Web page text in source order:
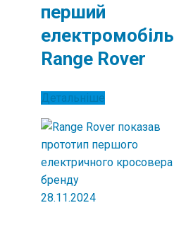
перший
електромобіль
Range Rover
Детальніше
28.11.2024